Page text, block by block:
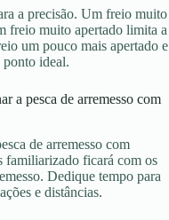
a precisão. Um freio muito
freio muito apertado limita a
um pouco mais apertado e
ponto ideal.
a pesca de arremesso com
de arremesso com
familiarizado ficará com os
Dedique tempo para
e distâncias.